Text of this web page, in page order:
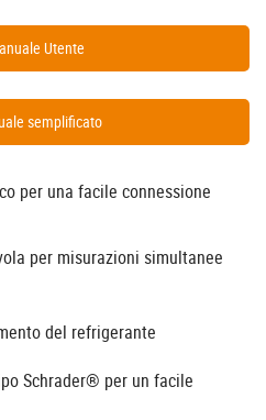
Utente
semplificato
per una facile connessione
per misurazioni simultanee
del refrigerante
Schrader® per un facile